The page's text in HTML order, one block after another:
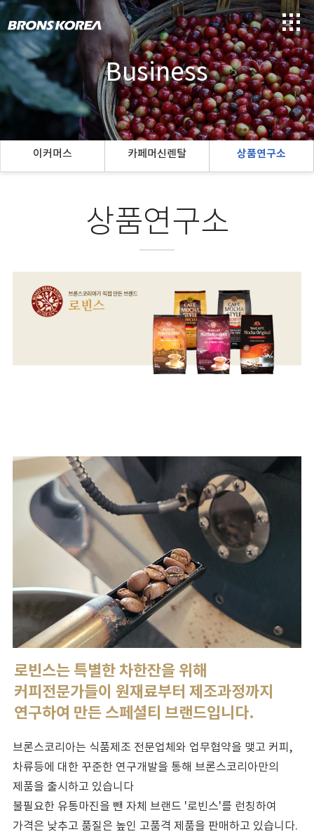
Business
이커머스 카페머신렌탈 상품연구소
상품연구소
로빈스는 특별한 차한잔을 위해
커피전문가들이 원재료부터 제조과정까지
연구하여 만든 스페셜티 브랜드입니다.
브론스코리아는 식품제조 전문업체와 업무협약을 맺고 커피,
차류등에 대한 꾸준한 연구개발을 통해 브론스코리아만의
제품을 출시하고 있습니다
불필요한 유통마진을 뺀 자체 브랜드 '로빈스'를 런칭하여
가격은 낮추고 품질은 높인 고품격 제품을 판매하고 있습니다.